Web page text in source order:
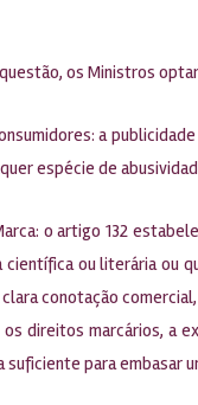
os Ministros
a
espécie de
o artigo 132
científica ou literária ou
clara conotação
os direitos marcários, a
suficiente para embasar